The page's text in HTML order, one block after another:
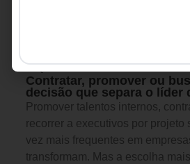
Contratar, promover ou
decisão que separa o líder
Promover talentos internos,
recorrer a executivos por projeto
vez mais frequentes em
transformam. Mas a escolha